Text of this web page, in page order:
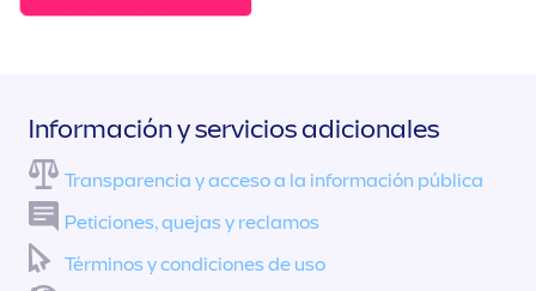
Información y servicios adicionales
Transparencia y acceso a la información pública
Peticiones, quejas y reclamos
Términos y condiciones de uso